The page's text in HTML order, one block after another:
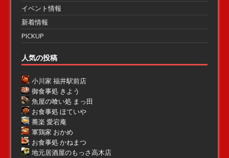
イベント情報
新着情報
PICKUP
人気の投稿
小川家 福井駅前店
御食事処 きよう
魚屋の喰い処 まっ田
お食事処 ほていや
蕎楽 愛宕庵
軍鶏家 おかめ
お食事処 かねまつ
地元居酒屋のもっさ高木店